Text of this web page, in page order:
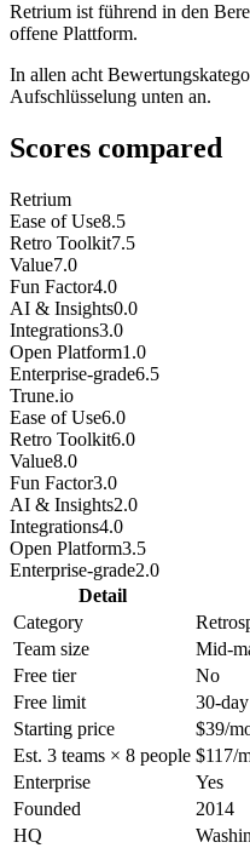
Retrium ist führend in den
offene Plattform.
In allen acht
Aufschlüsselung unten an.
Scores compared
Retrium
Ease of Use8.5
Retro Toolkit7.5
Value7.0
Fun Factor4.0
AI & Insights0.0
Integrations3.0
Open Platform1.0
Enterprise-grade6.5
Trune.io
Ease of Use6.0
Retro Toolkit6.0
Value8.0
Fun Factor3.0
AI & Insights2.0
Integrations4.0
Open Platform3.5
Enterprise-grade2.0
Detail
Category
Team size
Mid-
Free tier
No
Free limit
30-
Starting price
$39/
Est. 3 teams × 8 people $117/
Enterprise
Yes
Founded
2014
HQ